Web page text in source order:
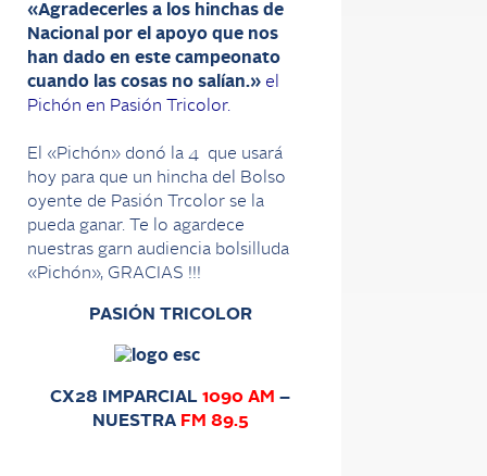
«Agradecerles a los hinchas de
Nacional por el apoyo que nos
han dado en este campeonato
cuando las cosas no salían.» el
Pichón en Pasión Tricolor.
El «Pichón» donó la 4 que usará
hoy para que un hincha del Bolso
oyente de Pasión Trcolor se la
pueda ganar. Te lo agardece
nuestras garn audiencia bolsilluda
«Pichón», GRACIAS !!!
PASIÓN TRICOLOR
CX28 IMPARCIAL1090 AM –
NUESTRA FM 89.5